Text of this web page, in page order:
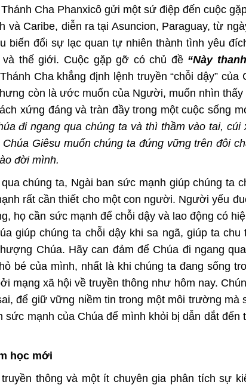
Cha Phanxicô gửi một sứ điệp đến cuộc
và Caribe, diễn ra tại Asuncion, Paraguay, từ
biến đổi sự lạc quan tự nhiên thành tình yêu
và thế giới. Cuộc gặp gỡ có chủ đề “Này
Cha khẳng định lệnh truyền “chỗi dậy”
còn là ước muốn của Người, muốn nhìn
xứng đáng và tràn đầy trong một cuộc sống
đi ngang qua chúng ta và thì thầm vào tai,
Giêsu muốn chúng ta đứng vững trên đôi
đời mình.
chúng ta, Ngài ban sức mạnh giúp chúng ta
rất cần thiết cho một con người. Người yếu
họ cần sức mạnh để chỗi dậy và lao động có
giúp chúng ta chỗi dậy khi sa ngã, giúp ta
Chúa. Hãy can đảm để Chúa đi ngang
bé của mình, nhất là khi chúng ta đang sống
mạng xã hội về truyền thông như hôm nay.
để giữ vững niềm tin trong một môi trường
sức mạnh của Chúa để mình khỏi bị dẫn dắt
học mới
thông và một ít chuyên gia phân tích sự